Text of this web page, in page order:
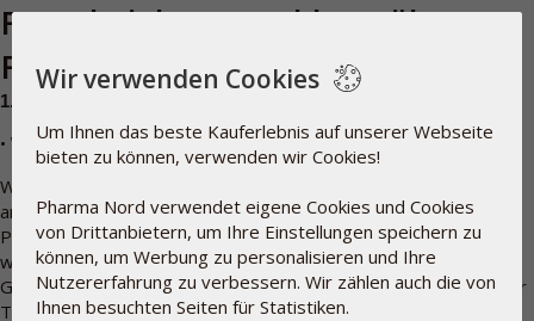
FAQs bei der Anmeldung über
Facebook oder Google
1.
• Wenn Sie sich mit Ihrem Facebook-Konto anmelden:
Wenn Sie sich das erste Mal mit Ihrem Facebook-Konto
anmelden, geben Sie uns Zugriff auf Ihr öffentliches Facebook-
Profil. Ihr öffentliches Profil kann von jeder Person gesehen
werden. Ihr öffentliches Profil beinhaltet Ihren Namen, Ihr
Geschlecht, Ihren Benutzernamen und User-ID, Ihr Profilbild, Ihr
Titelbild und Ihr Netzwerk.
Wir verwenden Cookies
Um Ihnen das beste Kauferlebnis auf unserer Webseite
bieten zu können, verwenden wir Cookies!
Pharma Nord verwendet eigene Cookies und Cookies
von Drittanbietern, um Ihre Einstellungen speichern zu
können, um Werbung zu personalisieren und Ihre
Nutzererfahrung zu verbessern. Wir zählen auch die von
Ihnen besuchten Seiten für Statistiken.